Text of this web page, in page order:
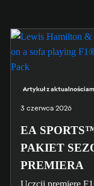
Artykuł z
3 czerwca 2026
EA
PAKIET
PREMIERA